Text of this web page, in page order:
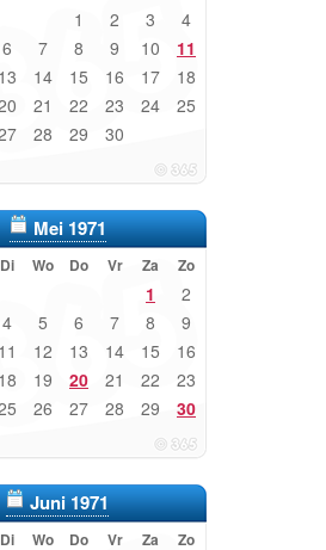
1 2 3 4
6 7 8 9 10 11
13 14 15 16 17 18
21 22 23 24 25
28 29 30
Mei 1971
Di Wo Do Vr Za Zo
1 2
4 5 6 7 8 9
11 12 13 14 15 16
18 19 20 21 22 23
26 27 28 29 30
Juni 1971
Di Wo Do Vr Za Zo